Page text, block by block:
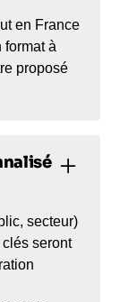
en France
format à
proposé
secteur)
clés seront